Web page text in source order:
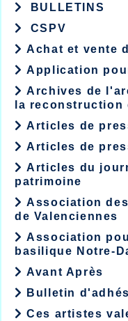
BULLETINS
CSPV
Achat et vente
Application
Archives de
la reconstruction
Articles de
Articles de
Articles du
patrimoine
Association
de Valenciennes
Association
basilique Notre-
Avant Après
Bulletin
Ces artistes